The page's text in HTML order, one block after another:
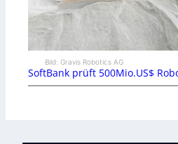
Bild: Gravis Robotics AG
SoftBank prüft 500Mio.US$